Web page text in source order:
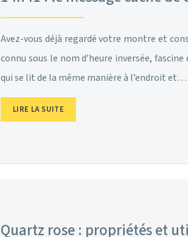
Avez-vous déjà regardé votre montre et
connu sous le nom d’heure inversée,
qui se lit de la même manière à l’endroit et…
LIRE LA SUITE
Quartz rose : propriétés et